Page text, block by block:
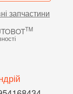
запчастини
TM